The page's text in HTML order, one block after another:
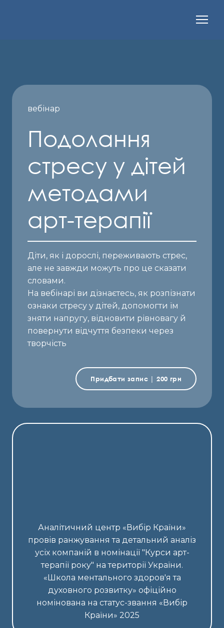
вебінар
Подолання
стресу у дітей
методами
арт-терапії
Діти, як і дорослі, переживають стрес,
але не завжди можуть про це сказати
словами.
На вебінарі ви дізнаєтесь, як розпізнати
ознаки стресу у дітей, допомогти їм
зняти напругу, відновити рівновагу й
повернути відчуття безпеки через
творчість
Придбати запис | 200 грн
Аналітичний центр «Вибір Країни»
провів ранжування та детальний аналіз
усіх компаній в номінації "Курси арт-
терапії року" на території України.
«Школа ментального здоров'я та
духовного розвитку» офіційно
номінована на статус-звання «Вибір
Країни» 2025